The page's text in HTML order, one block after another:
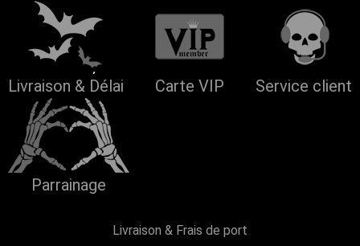
Livraison & Délai Carte VIP Service client
Parrainage
Livraison & Frais de port